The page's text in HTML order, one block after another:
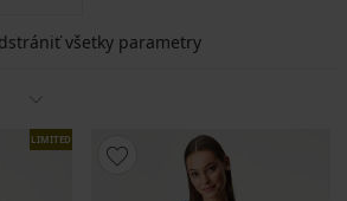
všetky parametry
LIMITED